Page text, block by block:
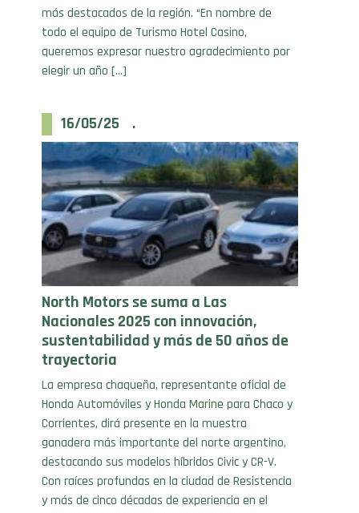
todo el equipo de Turismo Hotel Casino,
queremos expresar nuestro agradecimiento por
elegir un año […]
North Motors se suma a Las
Nacionales 2025 con innovación,
sustentabilidad y más de 50 años de
trayectoria
La empresa chaqueña, representante oficial de
Honda Automóviles y Honda Marine para Chaco y
Corrientes, dirá presente en la muestra
ganadera más importante del norte argentino,
destacando sus modelos híbridos Civic y CR-V.
Con raíces profundas en la ciudad de Resistencia
y más de cinco décadas de experiencia en el
sector automotor, North Motors SA […]